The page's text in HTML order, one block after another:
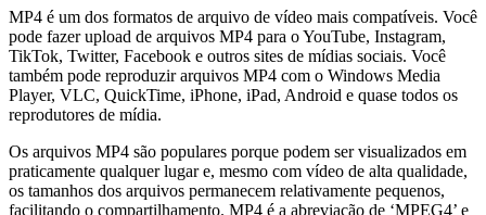
MP4 é um dos formatos de arquivo de vídeo mais compatíveis. Você
pode fazer upload de arquivos MP4 para o YouTube, Instagram,
TikTok, Twitter, Facebook e outros sites de mídias sociais. Você
também pode reproduzir arquivos MP4 com o Windows Media
Player, VLC, QuickTime, iPhone, iPad, Android e quase todos os
reprodutores de mídia.
Os arquivos MP4 são populares porque podem ser visualizados em
praticamente qualquer lugar e, mesmo com vídeo de alta qualidade,
os tamanhos dos arquivos permanecem relativamente pequenos,
facilitando o compartilhamento. MP4 é a abreviação de ‘MPEG4’ e